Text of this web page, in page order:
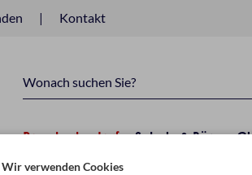
Kontakt
Raucherbedarf Schule & Büro
Wir verwenden Cookies